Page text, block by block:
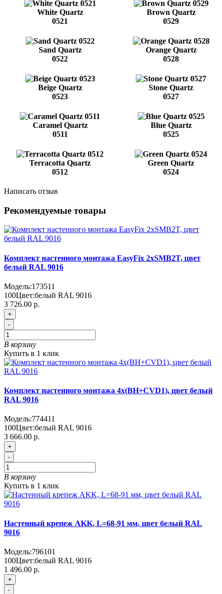
White Quartz
0521
Brown Quartz
0529
Sand Quartz
0522
Orange Quartz
0528
Beige Quartz
0523
Stone Quartz
0527
Caramel Quartz
0511
Blue Quartz
0525
Terracotta Quartz
0512
Green Quartz
0524
Написать отзыв
Рекомендуемые товары
Комплект настенного монтажа EasyFix 2хSMB2T, цвет
белый RAL 9016
Модель:173511
100Цвет:белый RAL 9016
3 726.00 р.
+
-
В корзину
Купить в 1 клик
Комплект настенного монтажа 4х(BH+CVD1), цвет белый
RAL 9016
Модель:774411
100Цвет:белый RAL 9016
3 666.00 р.
+
-
В корзину
Купить в 1 клик
Настенный крепеж AKK, L=68-91 мм, цвет белый RAL
9016
Модель:796101
100Цвет:белый RAL 9016
1 496.00 р.
+
-